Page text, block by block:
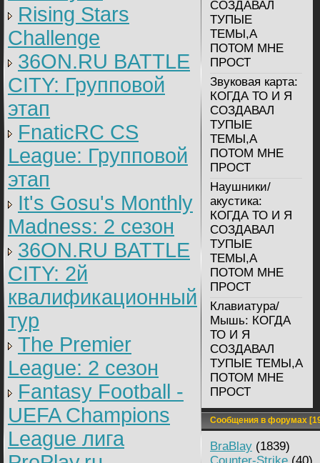
Rising Stars
Challenge
36ON.RU BATTLE
CITY: Групповой
этап
FnaticRC CS
League: Групповой
этап
It's Gosu's Monthly
Madness: 2 сезон
36ON.RU BATTLE
CITY: 2й
квалификационный
тур
The Premier
League: 2 cезон
Fantasy Football -
UEFA Champions
League лига
СОЗДАВАЛ
ТУПЫЕ
ТЕМЫ,А
ПОТОМ МНЕ
ПРОСТ
Звуковая карта:
КОГДА ТО И Я
СОЗДАВАЛ
ТУПЫЕ
ТЕМЫ,А
ПОТОМ МНЕ
ПРОСТ
Наушники/
акустика:
КОГДА ТО И Я
СОЗДАВАЛ
ТУПЫЕ
ТЕМЫ,А
ПОТОМ МНЕ
ПРОСТ
Клавиатура/
Мышь: КОГДА
ТО И Я
СОЗДАВАЛ
ТУПЫЕ ТЕМЫ,А
ПОТОМ МНЕ
ПРОСТ
Сообщения в форумах
BraBlay (1839)